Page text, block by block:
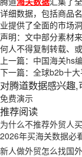
详细数据，包括商品
业提供了全面的市场洞
声明：文中部分素材
何人不得复制转载、
上一篇： 中国海关hs
下一篇： 全球b2b十
对腾道数据感兴趣
免费演示
推荐阅读
为什么不推荐外贸人
2026年买海关数据必
新人做外贸怎么找国